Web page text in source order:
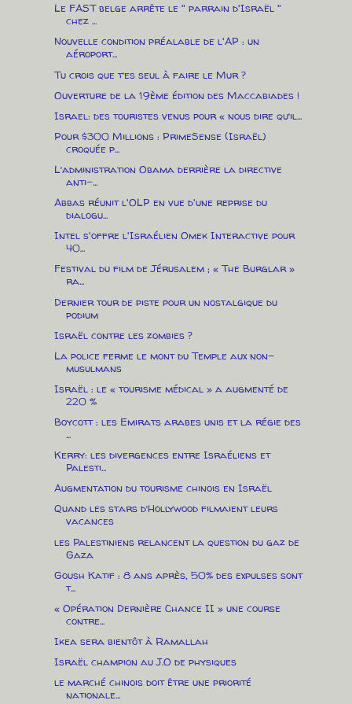
Le FAST belge arrête le " parrain d'Israël "
chez ...
Nouvelle condition préalable de l'AP : un
aéroport...
Tu crois que t’es seul à faire le Mur ?
Ouverture de la 19ème édition des Maccabiades !
Israel: des touristes venus pour « nous dire qu’il...
Pour $300 Millions : PrimeSense (Israël)
croquée p...
L’administration Obama derrière la directive
anti-...
Abbas réunit l'OLP en vue d'une reprise du
dialogu...
Intel s'offre l'Israélien Omek Interactive pour
40...
Festival du film de Jérusalem ; « The Burglar »
ra...
Dernier tour de piste pour un nostalgique du
podium
Israël contre les zombies ?
La police ferme le mont du Temple aux non-
musulmans
Israël : le « tourisme médical » a augmenté de
220 %
Boycott : les Emirats arabes unis et la régie des
...
Kerry: les divergences entre Israéliens et
Palesti...
Augmentation du tourisme chinois en Israël
Quand les stars d’Hollywood filmaient leurs
vacances
les Palestiniens relancent la question du gaz de
Gaza
Goush Katif : 8 ans après, 50% des expulses sont
t...
« Opération Dernière Chance II » une course
contre...
Ikea sera bientôt à Ramallah
Israël champion au J.O de physiques
le marché chinois doit être une priorité
nationale...